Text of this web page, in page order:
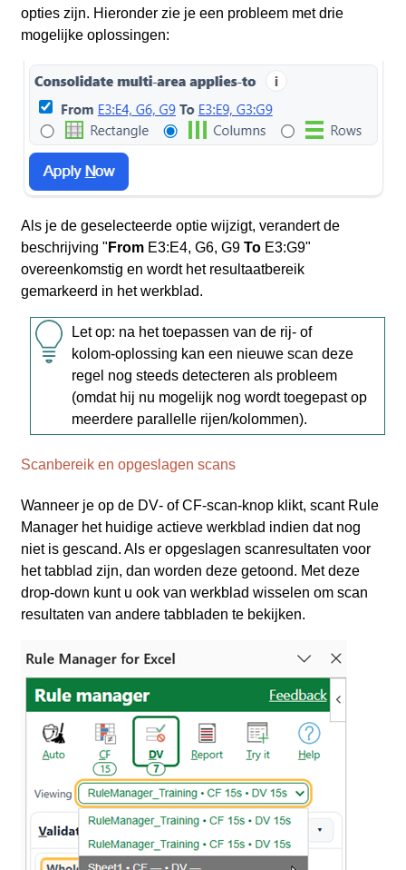
opties zijn. Hieronder zie je een probleem met drie
mogelijke oplossingen:
Als je de geselecteerde optie wijzigt, verandert de
beschrijving " From E3:E4, G6, G9To E3:G9"
overeenkomstig en wordt het resultaatbereik
gemarkeerd in het werkblad.
Let op: na het toepassen van de rij‑ of
kolom‑oplossing kan een nieuwe scan deze
regel nog steeds detecteren als probleem
(omdat hij nu mogelijk nog wordt toegepast op
meerdere parallelle rijen/kolommen).
Scanbereik en opgeslagen scans
Wanneer je op de DV‑ of CF‑scan‑knop klikt, scant Rule
Manager het huidige actieve werkblad indien dat nog
niet is gescand. Als er opgeslagen scanresultaten voor
het tabblad zijn, dan worden deze getoond. Met deze
drop-down kunt u ook van werkblad wisselen om scan
resultaten van andere tabbladen te bekijken.